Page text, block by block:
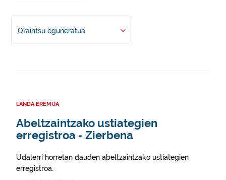
Oraintsu eguneratua
LANDA EREMUA
Abeltzaintzako ustiategien
erregistroa - Zierbena
Udalerri horretan dauden abeltzaintzako ustiategien
erregistroa.